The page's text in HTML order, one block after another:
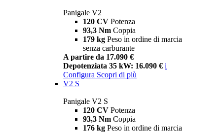
Panigale V2
120 CV Potenza
93,3 Nm Coppia
179 kg Peso in ordine di marcia
senza carburante
A partire da 17.090 €
Depotenziata 35 kW: 16.090 € i
Configura Scopri di più
V2 S
Panigale V2 S
120 CV Potenza
93,3 Nm Coppia
176 kg Peso in ordine di marcia